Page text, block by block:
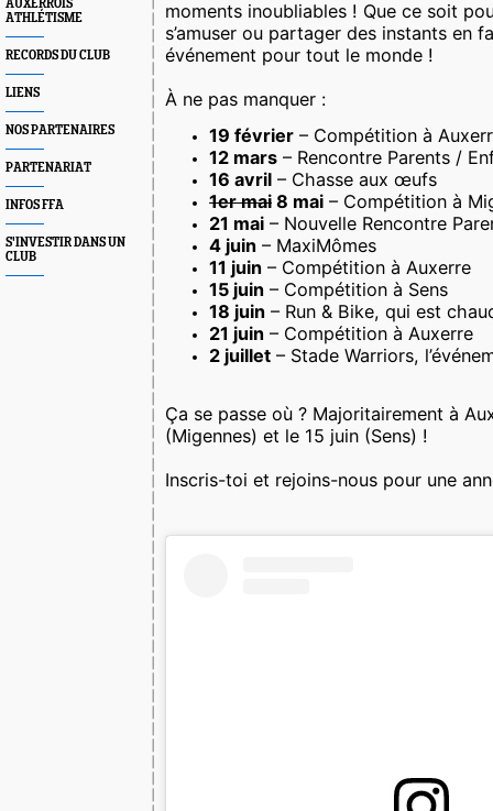
AUXERROIS
ATHLÉTISME
RECORDS DU CLUB
LIENS
NOS PARTENAIRES
PARTENARIAT
INFOS FFA
S'INVESTIR DANS UN
CLUB
moments inoubliables ! Que ce soit
s’amuser ou partager des instants en
événement pour tout le monde !
À ne pas manquer :
19 février – Compétition à
12 mars – Rencontre Parents /
16 avril – Chasse aux œufs
1er mai 8 mai – Compétition à
21 mai – Nouvelle Rencontre
4 juin – MaxiMômes
11 juin – Compétition à Auxerre
15 juin – Compétition à Sens
18 juin – Run & Bike, qui est
21 juin – Compétition à Auxerre
2 juillet – Stade Warriors,
Ça se passe où ? Majoritairement à
(Migennes) et le 15 juin (Sens) !
Inscris-toi et rejoins-nous pour une